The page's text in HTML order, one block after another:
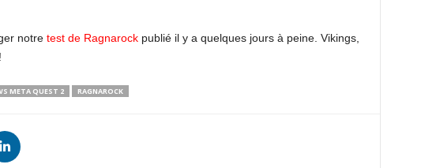
notre test de Ragnarockpublié il y a quelques jours à peine. Vikings,
META QUEST 2 RAGNAROCK